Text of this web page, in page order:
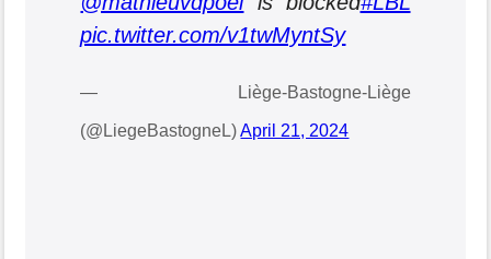
pic.twitter.com/v1twMyntSy
— Liège-Bastogne-Liège
(@LiegeBastogneL)April 21, 2024